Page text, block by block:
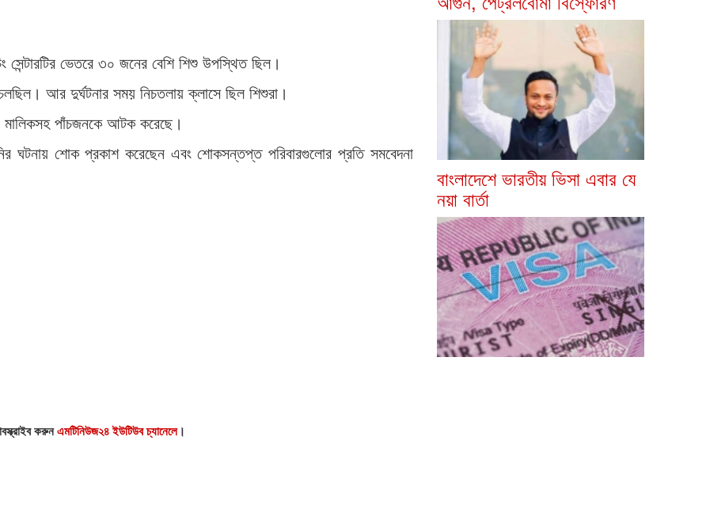
সেন্টারটির ভেতরে ৩০ জনের বেশি শিশু উপস্থিত ছিল।
আর দুর্ঘটনার সময় নিচতলায় ক্লাসে ছিল শিশুরা।
মালিকসহ পাঁচজনকে আটক করেছে।
ঘটনায় শোক প্রকাশ করেছেন এবং শোকসন্তপ্ত পরিবারগুলোর প্রতি সমবেদনা
করুনএমটিনিউজ২৪ ইউটিউব চ্যানেলে।
বাংলাদেশে ভারতীয় ভিসা এবার যে
নয়া বার্তা